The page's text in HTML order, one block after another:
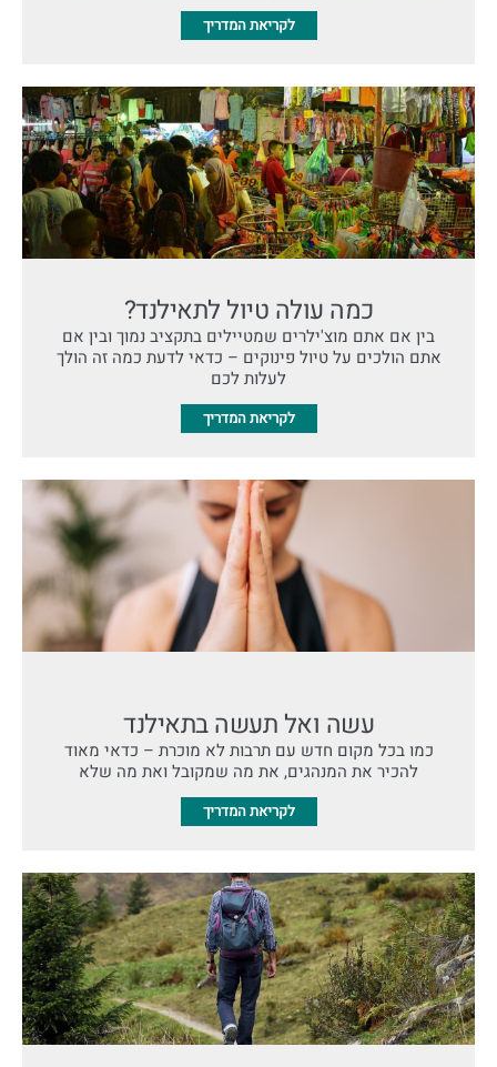
לקריאת המדריך
כמה עולה טיול לתאילנד?
בין אם אתם מוצ'ילרים שמטיילים בתקציב נמוך ובין אם
אתם הולכים על טיול פינוקים – כדאי לדעת כמה זה הולך
לעלות לכם
לקריאת המדריך
עשה ואל תעשה בתאילנד
כמו בכל מקום חדש עם תרבות לא מוכרת – כדאי מאוד
להכיר את המנהגים, את מה שמקובל ואת מה שלא
לקריאת המדריך